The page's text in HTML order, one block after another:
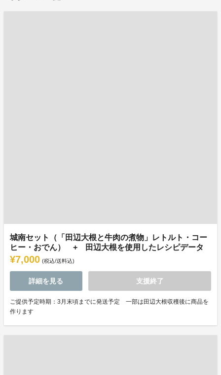
城南セット（「田辺大根と牛肉の煮物」レトルト・コー
ヒー・おでん） + 田辺大根を使用したレシピデータ
¥7,000 (税込/送料込)
詳細を見る 支援終了
ご提供予定時期：3月末頃までに発送予定 一部は田辺大根収穫後に商品を
作ります